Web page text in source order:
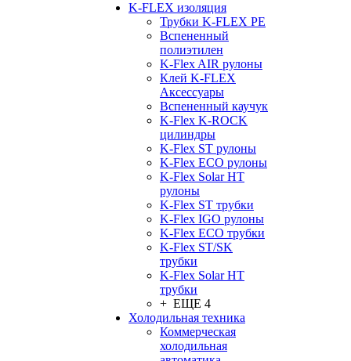
K-FLEX изоляция
Трубки K-FLEX PE
Вспененный
полиэтилен
K-Flex AIR рулоны
Клей K-FLEX
Аксессуары
Вспененный каучук
K-Flex K-ROCK
цилиндры
K-Flex ST рулоны
K-Flex ECO рулоны
K-Flex Solar HT
рулоны
K-Flex ST трубки
K-Flex IGO рулоны
K-Flex ECO трубки
K-Flex ST/SK
трубки
K-Flex Solar HT
трубки
+ ЕЩЕ 4
Холодильная техника
Коммерческая
холодильная